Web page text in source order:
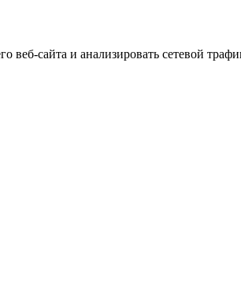
сайта и анализировать сетевой